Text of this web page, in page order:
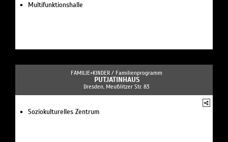
Multifunktionshalle
FAMILIE+KINDER / Familienprogramm
PUTJATINHAUS
Dresden, Meußlitzer Str. 83
Soziokulturelles Zentrum